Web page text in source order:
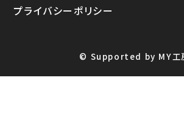
プライバシーポリシー
© Supported by MY工